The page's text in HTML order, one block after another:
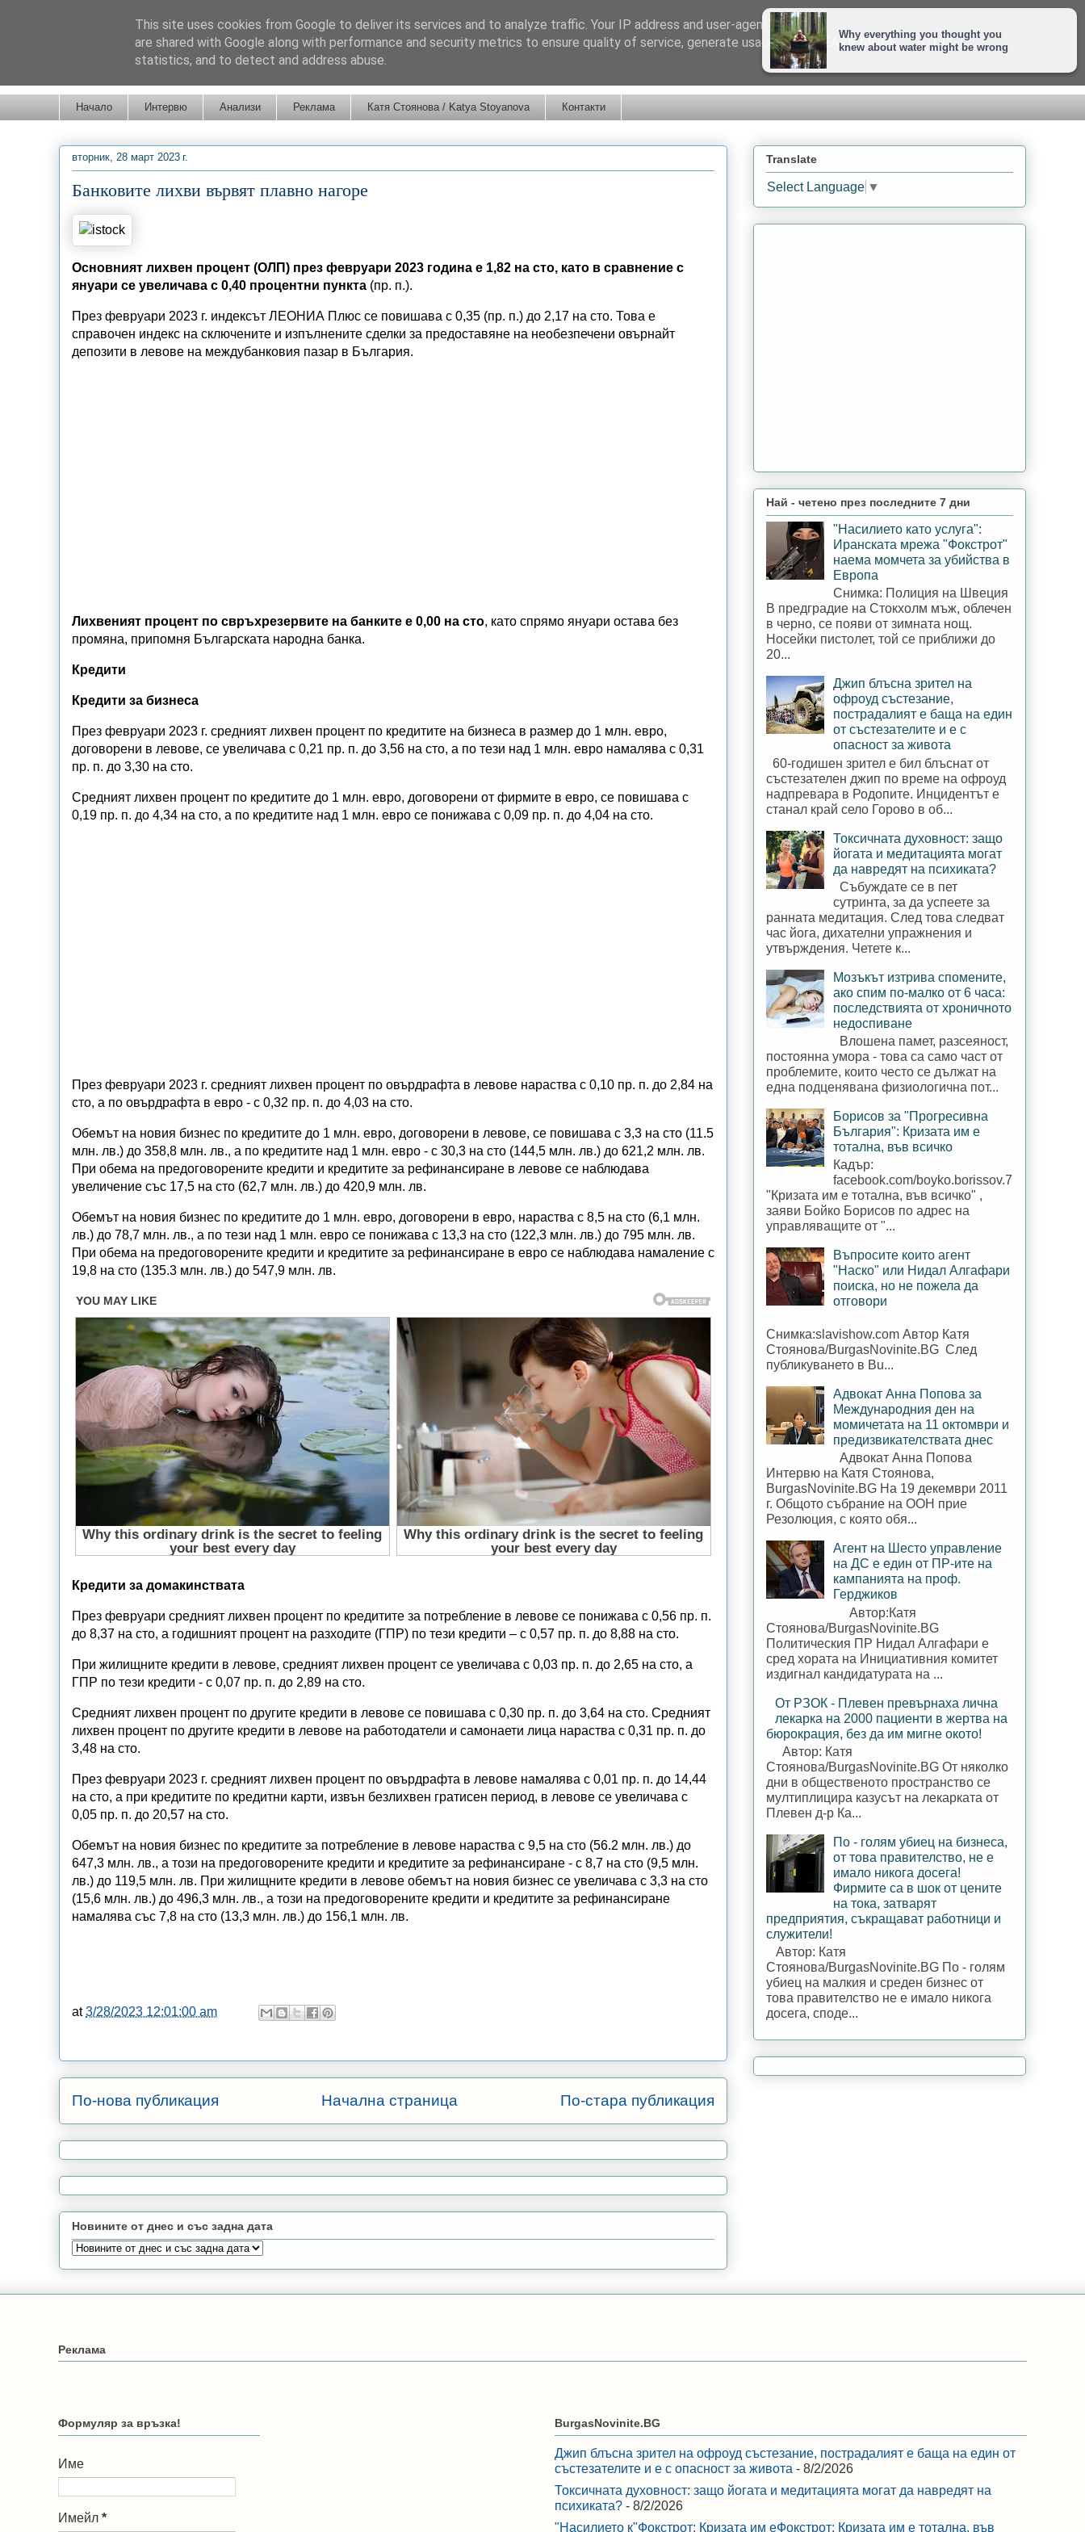
Начало Интервю Анализи Реклама Катя Стоянова / Katya Stoyanova Контакти
вторник, 28 март 2023 г.
Банковите лихви вървят плавно нагоре
Основният лихвен процент (ОЛП) през февруари 2023 година е 1,82 на сто, като в сравнение с
януари се увеличава с 0,40 процентни пункта (пр. п.).
През февруари 2023 г. индексът ЛЕОНИА Плюс се повишава с 0,35 (пр. п.) до 2,17 на сто. Това е
справочен индекс на сключените и изпълнените сделки за предоставяне на необезпечени овърнайт
депозити в левове на междубанковия пазар в България.
Лихвеният процент по свръхрезервите на банките е 0,00 на сто, като спрямо януари остава без
промяна, припомня Българската народна банка.
Кредити
Кредити за бизнеса
През февруари 2023 г. средният лихвен процент по кредитите на бизнеса в размер до 1 млн. евро,
договорени в левове, се увеличава с 0,21 пр. п. до 3,56 на сто, а по тези над 1 млн. евро намалява с 0,31
пр. п. до 3,30 на сто.
Средният лихвен процент по кредитите до 1 млн. евро, договорени от фирмите в евро, се повишава с
0,19 пр. п. до 4,34 на сто, а по кредитите над 1 млн. евро се понижава с 0,09 пр. п. до 4,04 на сто.
През февруари 2023 г. средният лихвен процент по овърдрафта в левове нараства с 0,10 пр. п. до 2,84 на
сто, а по овърдрафта в евро - с 0,32 пр. п. до 4,03 на сто.
Обемът на новия бизнес по кредитите до 1 млн. евро, договорени в левове, се повишава с 3,3 на сто (11.5
млн. лв.) до 358,8 млн. лв., а по кредитите над 1 млн. евро - с 30,3 на сто (144,5 млн. лв.) до 621,2 млн. лв.
При обема на предоговорените кредити и кредитите за рефинансиране в левове се наблюдава
увеличение със 17,5 на сто (62,7 млн. лв.) до 420,9 млн. лв.
Обемът на новия бизнес по кредитите до 1 млн. евро, договорени в евро, нараства с 8,5 на сто (6,1 млн.
лв.) до 78,7 млн. лв., а по тези над 1 млн. евро се понижава с 13,3 на сто (122,3 млн. лв.) до 795 млн. лв.
При обема на предоговорените кредити и кредитите за рефинансиране в евро се наблюдава намаление с
19,8 на сто (135.3 млн. лв.) до 547,9 млн. лв.
Кредити за домакинствата
През февруари средният лихвен процент по кредитите за потребление в левове се понижава с 0,56 пр. п.
до 8,37 на сто, а годишният процент на разходите (ГПР) по тези кредити – с 0,57 пр. п. до 8,88 на сто.
При жилищните кредити в левове, средният лихвен процент се увеличава с 0,03 пр. п. до 2,65 на сто, а
ГПР по тези кредити - с 0,07 пр. п. до 2,89 на сто.
Средният лихвен процент по другите кредити в левове се повишава с 0,30 пр. п. до 3,64 на сто. Средният
лихвен процент по другите кредити в левове на работодатели и самонаети лица нараства с 0,31 пр. п. до
3,48 на сто.
През февруари 2023 г. средният лихвен процент по овърдрафта в левове намалява с 0,01 пр. п. до 14,44
на сто, а при кредитите по кредитни карти, извън безлихвен гратисен период, в левове се увеличава с
0,05 пр. п. до 20,57 на сто.
Обемът на новия бизнес по кредитите за потребление в левове нараства с 9,5 на сто (56.2 млн. лв.) до
647,3 млн. лв., а този на предоговорените кредити и кредитите за рефинансиране - с 8,7 на сто (9,5 млн.
лв.) до 119,5 млн. лв. При жилищните кредити в левове обемът на новия бизнес се увеличава с 3,3 на сто
(15,6 млн. лв.) до 496,3 млн. лв., а този на предоговорените кредити и кредитите за рефинансиране
намалява със 7,8 на сто (13,3 млн. лв.) до 156,1 млн. лв.
at3/28/2023 12:01:00 am
По-нова публикация По-стара публикация
Начална страница
Новините от днес и със задна дата
Translate
Select Language ▼
Най - четено през последните 7 дни
"Насилието като услуга":
Иранската мрежа "Фокстрот"
наема момчета за убийства в
Европа
Снимка: Полиция на Швеция
В предградие на Стокхолм мъж, облечен
в черно, се появи от зимната нощ.
Носейки пистолет, той се приближи до
20...
Джип блъсна зрител на
офроуд състезание,
пострадалият е баща на един
от състезателите и е с
опасност за живота
60-годишен зрител е бил блъснат от
състезателен джип по време на офроуд
надпревара в Родопите. Инцидентът е
станал край село Горово в об...
Токсичната духовност: защо
йогата и медитацията могат
да навредят на психиката?
Събуждате се в пет
сутринта, за да успеете за
ранната медитация. След това следват
час йога, дихателни упражнения и
утвърждения. Четете к...
Мозъкът изтрива спомените,
ако спим по-малко от 6 часа:
последствията от хроничното
недоспиване
Влошена памет, разсеяност,
постоянна умора - това са само част от
проблемите, които често се дължат на
една подценявана физиологична пот...
Борисов за "Прогресивна
България": Кризата им е
тотална, във всичко
Кадър:
facebook.com/boyko.borissov.7
"Кризата им е тотална, във всичко" ,
заяви Бойко Борисов по адрес на
управляващите от "...
Въпросите които агент
"Наско" или Нидал Алгафари
поиска, но не пожела да
отговори
Снимка:slavishow.com Автор Катя
Стоянова/BurgasNovinite.BG След
публикуването в Bu...
Адвокат Анна Попова за
Международния ден на
момичетата на 11 октомври и
предизвикателствата днес
Адвокат Анна Попова
Интервю на Катя Стоянова,
BurgasNovinite.BG На 19 декември 2011
г. Общото събрание на ООН прие
Резолюция, с която обя...
Агент на Шесто управление
на ДС е един от ПР-ите на
кампанията на проф.
Герджиков
Автор:Катя
Стоянова/BurgasNovinite.BG
Политическия ПР Нидал Алгафари е
сред хората на Инициативния комитет
издигнал кандидатурата на ...
От РЗОК - Плевен превърнаха лична
лекарка на 2000 пациенти в жертва на
бюрокрация, без да им мигне окото!
Автор: Катя
Стоянова/BurgasNovinite.BG От няколко
дни в общественото пространство се
мултиплицира казусът на лекарката от
Плевен д-р Ка...
По - голям убиец на бизнеса,
от това правителство, не е
имало никога досега!
Фирмите са в шок от цените
на тока, затварят
предприятия, съкращават работници и
служители!
Автор: Катя
Стоянова/BurgasNovinite.BG По - голям
убиец на малкия и среден бизнес от
това правителство не е имало никога
досега, споде...
Реклама
Формуляр за връзка!
Име
Имейл *
BurgasNovinite.BG
Джип блъсна зрител на офроуд състезание, пострадалият е баща на един от
състезателите и е с опасност за живота - 8/2/2026
Токсичната духовност: защо йогата и медитацията могат да навредят на
психиката? - 8/2/2026
"Насилието к"Фокстрот: Кризата им еФокстрот: Кризата им е тотална, във
This site uses cookies from Google to deliver its services and to analyze traffic. Your IP address and user-agent
are shared with Google along with performance and security metrics to ensure quality of service, generate usage
statistics, and to detect and address abuse.
LEARN MORE GOT IT